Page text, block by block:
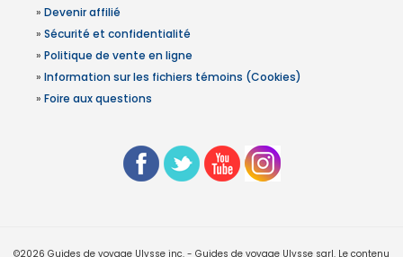
» Devenir affilié
» Sécurité et confidentialité
» Politique de vente en ligne
» Information sur les fichiers témoins (Cookies)
» Foire aux questions
©2026 Guides de voyage Ulysse inc. - Guides de voyage Ulysse sarl. Le contenu